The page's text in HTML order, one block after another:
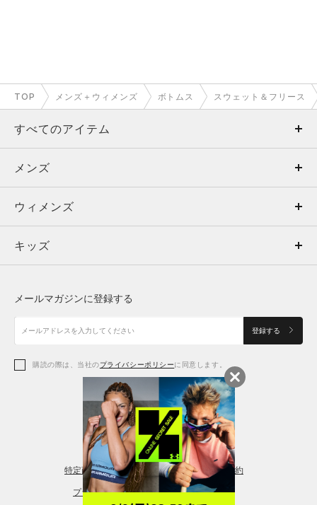
TOP メンズ＋ウィメンズ ボトムス スウェット＆フリース
すべてのアイテム
メンズ
ウィメンズ
キッズ
アクセサリー
メンズ
トップス
ボトムス
アクセサリー
ウィメンズ
トップス
シューズ
アクセサリー
レギンス＆タイツ
キッズ
シューズ
メールマガジンに登録する
登録する
購読の際は、当社のプライバシーポリシーに同意します。
特定商取引法に基づく通販の表記 会員規約
プライバシーポリシー